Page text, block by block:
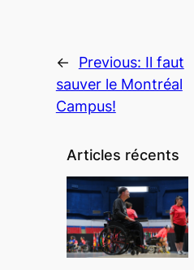
← Previous: Il faut
sauver le Montréal
Campus!
Articles récents